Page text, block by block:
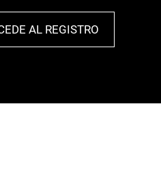
AL REGISTRO